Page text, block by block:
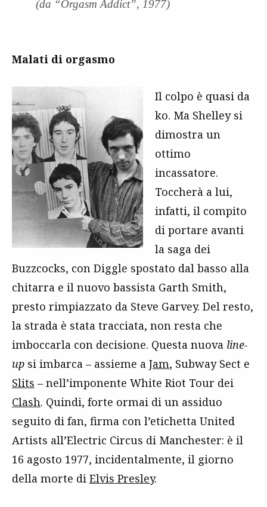
(da “Orgasm Addict”, 1977)
Malati di orgasmo
Il colpo è quasi da
ko. Ma Shelley si
dimostra un
ottimo
incassatore.
Toccherà a lui,
infatti, il compito
di portare avanti
la saga dei
Buzzcocks, con Diggle spostato dal basso alla
chitarra e il nuovo bassista Garth Smith,
presto rimpiazzato da Steve Garvey. Del resto,
la strada è stata tracciata, non resta che
imboccarla con decisione. Questa nuova line-
up si imbarca – assieme a Jam, Subway Sect e
Slits – nell’imponente White Riot Tour dei
Clash. Quindi, forte ormai di un assiduo
seguito di fan, firma con l’etichetta United
Artists all’Electric Circus di Manchester: è il
16 agosto 1977, incidentalmente, il giorno
della morte di Elvis Presley.